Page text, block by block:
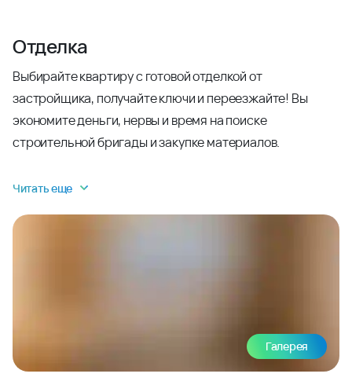
Отделка
Выбирайте квартиру с готовой отделкой от
застройщика, получайте ключи и переезжайте! Вы
экономите деньги, нервы и время на поиске
строительной бригады и закупке материалов.
Читать еще
Галерея